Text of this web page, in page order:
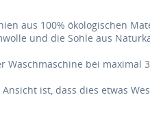
aus 100% ökologischen
und die Sohle aus
bei maximal
ist, dass dies etwas